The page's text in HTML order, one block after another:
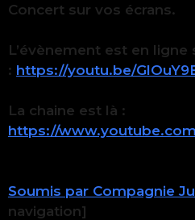
Concert sur vos écrans.
L’évènement est en ligne
: https://youtu.be/
La chaine est là :
https://
Soumis par Compagnie
navigation]